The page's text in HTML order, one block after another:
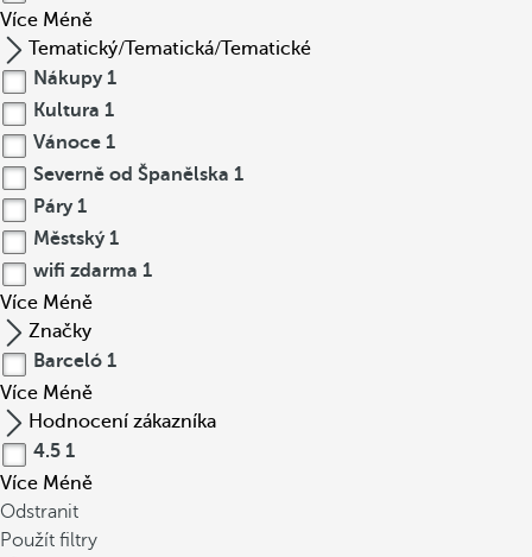
Více Méně
Tematický/Tematická/Tematické
Nákupy 1
Kultura 1
Vánoce 1
Severně od Španělska 1
Páry 1
Městský 1
wifi zdarma 1
Více Méně
Značky
Barceló 1
Více Méně
Hodnocení zákazníka
4.5 1
Více Méně
Odstranit
Použít filtry